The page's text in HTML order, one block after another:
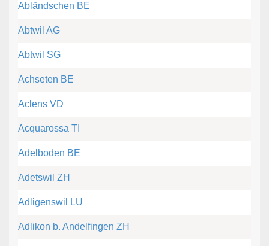
Abländschen BE
Abtwil AG
Abtwil SG
Achseten BE
Aclens VD
Acquarossa TI
Adelboden BE
Adetswil ZH
Adligenswil LU
Adlikon b. Andelfingen ZH